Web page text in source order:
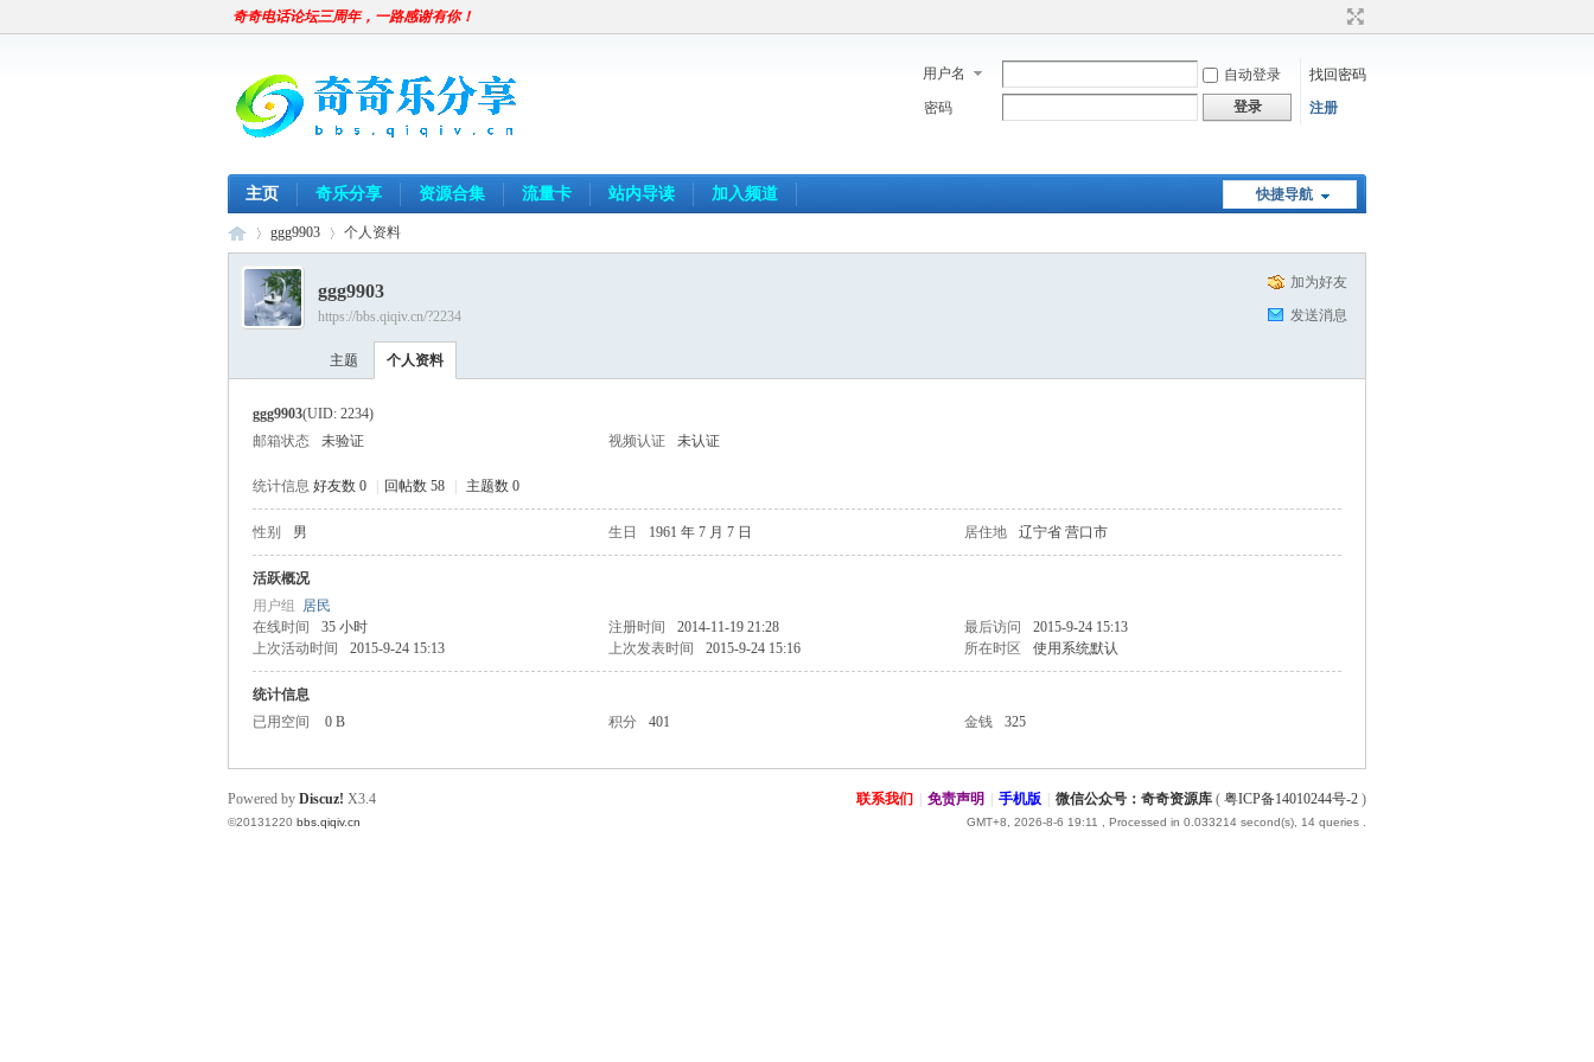
奇奇电话论坛三周年，一路感谢有你！
用户名 自动登录
找回密码
密码
登录 注册
快捷导航
主页 奇乐分享 资源合集 流量卡 站内导读 加入频道
电
›
ggg9903 个人资料
加为好友
发送消息
ggg9903
https://bbs.qiqiv.cn/?2234
主题 个人资料
ggg9903(UID: 2234)
邮箱状态
未验证 视频认证 未认证
统计信息 好友数 0 回帖数 58 主题数 0
性别 男 生日 1961 年 7 月 7 日 居住地 辽宁省 营口市
活跃概况
用户组 居民
在线时间
35 小时 注册时间 2014-11-19 21:28 最后访问
2015-9-24 15:13
上次活动时间
2015-9-24 15:13 上次发表时间 2015-9-24 15:16 所在时区 使用系统默认
统计信息
已用空间
0 B 积分 401 金钱 325
联系我们 免责声明 手机版 微信公众号：奇奇资源库 ( 粤ICP备14010244号-2 )
GMT+8, 2026-8-6 19:11 , Processed in 0.033214 second(s), 14 queries .
Powered by Discuz! X3.4
©20131220 bbs.qiqiv.cn